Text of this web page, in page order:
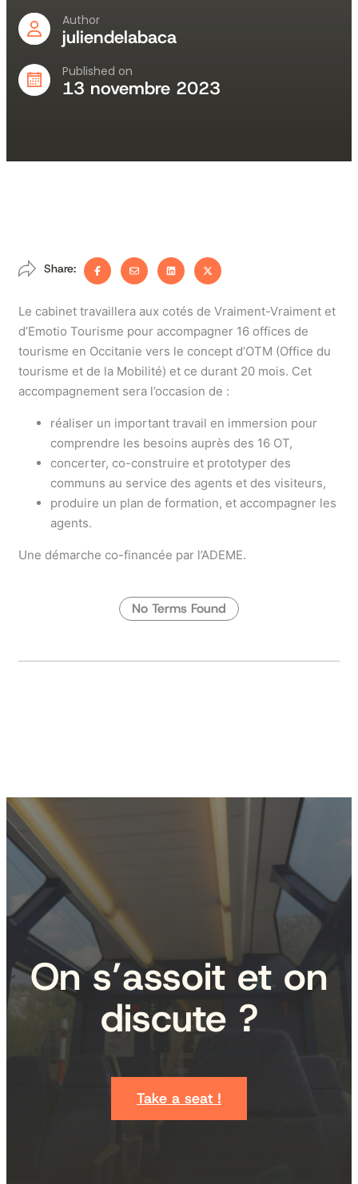
Author
juliendelabaca
Published on
13 novembre 2023
Share:
Le cabinet travaillera aux cotés de Vraiment-Vraiment et
d’Emotio Tourisme pour accompagner 16 offices de
tourisme en Occitanie vers le concept d’OTM (Office du
tourisme et de la Mobilité) et ce durant 20 mois. Cet
accompagnement sera l’occasion de :
réaliser un important travail en immersion pour
comprendre les besoins auprès des 16 OT,
concerter, co-construire et prototyper des
communs au service des agents et des visiteurs,
produire un plan de formation, et accompagner les
agents.
Une démarche co-financée par l’ADEME.
No Terms Found
On s’assoit et on
discute ?
Take a seat !